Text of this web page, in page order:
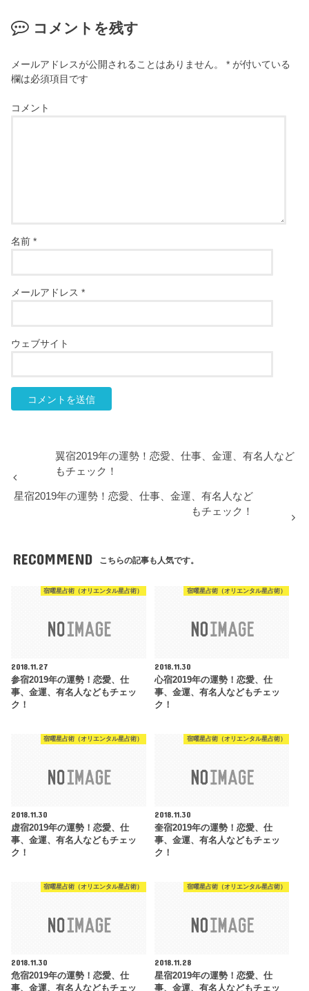
コメントを残す
メールアドレスが公開されることはありません。 * が付いている
欄は必須項目です
コメント
名前*
メールアドレス*
ウェブサイト
翼宿2019年の運勢！恋愛、仕事、金運、有名人など
もチェック！
星宿2019年の運勢！恋愛、仕事、金運、有名人など
もチェック！
RECOMMEND こちらの記事も人気です。
宿曜星占術（オリエンタル星占術）
2018.11.27
参宿2019年の運勢！恋愛、仕
事、金運、有名人などもチェッ
ク！
宿曜星占術（オリエンタル星占術）
2018.11.30
心宿2019年の運勢！恋愛、仕
事、金運、有名人などもチェッ
ク！
宿曜星占術（オリエンタル星占術）
2018.11.30
虚宿2019年の運勢！恋愛、仕
事、金運、有名人などもチェッ
ク！
宿曜星占術（オリエンタル星占術）
2018.11.30
奎宿2019年の運勢！恋愛、仕
事、金運、有名人などもチェッ
ク！
宿曜星占術（オリエンタル星占術）
2018.11.30
危宿2019年の運勢！恋愛、仕
事、金運、有名人などもチェッ
宿曜星占術（オリエンタル星占術）
2018.11.28
星宿2019年の運勢！恋愛、仕
事、金運、有名人などもチェッ